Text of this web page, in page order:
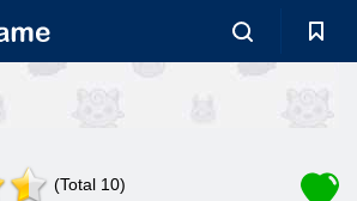
(Total 10)